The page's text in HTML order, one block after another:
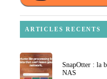
ARTICLES RECENTS
SnapOtter : la
NAS